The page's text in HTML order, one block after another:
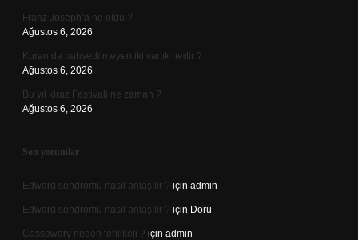
Franz Joseph’a ne oldu ?
Ağustos 6, 2026
Kuran’da bahsedilmeyen iki varlık nedir ?
Ağustos 6, 2026
Bu yıl kiraz Festivali ne zaman ?
Ağustos 6, 2026
Son yorumlar
Edward sendromu nasıl anlaşılır ? için admin
Edward sendromu nasıl anlaşılır ? için Doru
Cassowary neden tehlikeli ? için admin